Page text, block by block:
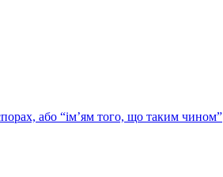
або “ім’ям того, що таким чином”